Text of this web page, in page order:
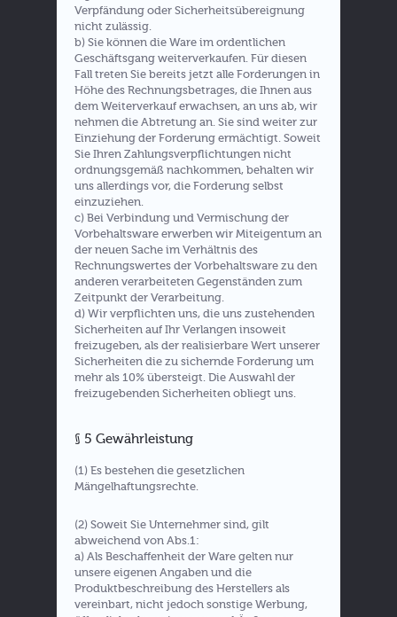
Verpfändung oder Sicherheitsübereignung
nicht zulässig.
b) Sie können die Ware im ordentlichen
Geschäftsgang weiterverkaufen. Für diesen
Fall treten Sie bereits jetzt alle Forderungen in
Höhe des Rechnungsbetrages, die Ihnen aus
dem Weiterverkauf erwachsen, an uns ab, wir
nehmen die Abtretung an. Sie sind weiter zur
Einziehung der Forderung ermächtigt. Soweit
Sie Ihren Zahlungsverpflichtungen nicht
ordnungsgemäß nachkommen, behalten wir
uns allerdings vor, die Forderung selbst
einzuziehen.
c) Bei Verbindung und Vermischung der
Vorbehaltsware erwerben wir Miteigentum an
der neuen Sache im Verhältnis des
Rechnungswertes der Vorbehaltsware zu den
anderen verarbeiteten Gegenständen zum
Zeitpunkt der Verarbeitung.
d) Wir verpflichten uns, die uns zustehenden
Sicherheiten auf Ihr Verlangen insoweit
freizugeben, als der realisierbare Wert unserer
Sicherheiten die zu sichernde Forderung um
mehr als 10% übersteigt. Die Auswahl der
freizugebenden Sicherheiten obliegt uns.
§ 5 Gewährleistung
(1) Es bestehen die gesetzlichen
Mängelhaftungsrechte.
(2) Soweit Sie Unternehmer sind, gilt
abweichend von Abs.1:
a) Als Beschaffenheit der Ware gelten nur
unsere eigenen Angaben und die
Produktbeschreibung des Herstellers als
vereinbart, nicht jedoch sonstige Werbung,